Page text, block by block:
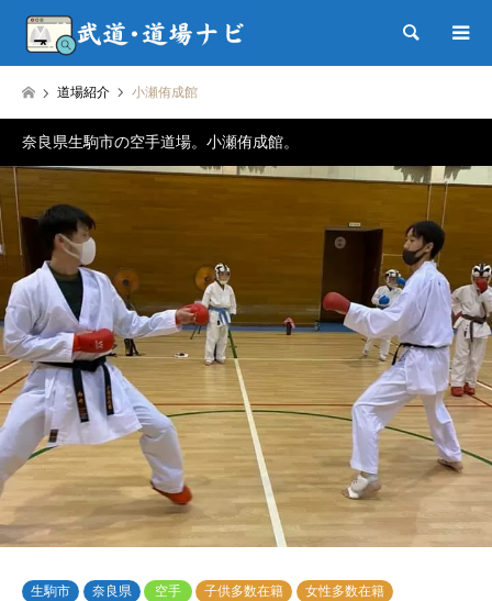
検索
道場紹介 小瀬侑成館
奈良県生駒市の空手道場。小瀬侑成館。
生駒市 奈良県 空手 子供多数在籍 女性多数在籍